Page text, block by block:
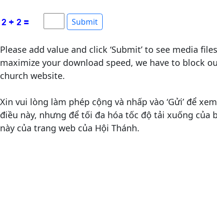
Please add value and click ‘Submit’ to see media
maximize your download speed, we have to block
church website.
Xin vui lòng làm phép cộng và nhấp vào ‘Gửi’ để
điều này, nhưng để tối đa hóa tốc độ tải xuống của
này của trang web của Hội Thánh.